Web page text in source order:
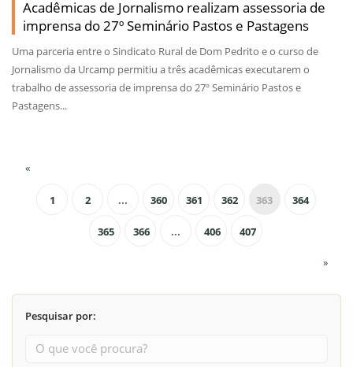
Acadêmicas de Jornalismo realizam assessoria de
imprensa do 27º Seminário Pastos e Pastagens
Uma parceria entre o Sindicato Rural de Dom Pedrito e o curso de
Jornalismo da Urcamp permitiu a três acadêmicas executarem o
trabalho de assessoria de imprensa do 27º Seminário Pastos e
Pastagens...
«
1 2 ... 360 361 362 363 364
365 366 ... 406 407
»
Pesquisar por: